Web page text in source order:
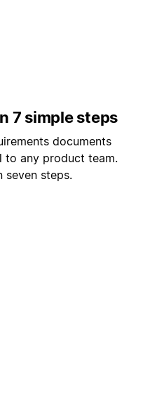
7 simple steps
documents
to any product team.
seven steps.